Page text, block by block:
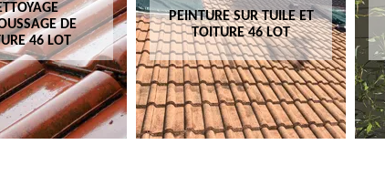
DE
46 LOT
PEINTURE SUR TUILE ET
TOITURE 46 LOT